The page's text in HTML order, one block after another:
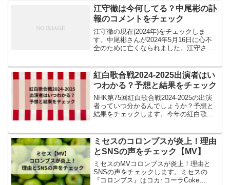
江守徹は今何してる？中尾彬の訃
報のコメントをチェック
江守徹の現在(2024年)をチェックしま
す。中尾彬さんが2024年5月16日に心不
全のために亡くなられました。江守さん
何をしているのか気になりますよね！中
尾彬さんの訃報...
紅白歌合戦2024-2025出演者はい
つわかる？予想と結果をチェック
NHK第75回紅白歌合戦2024-2025の出演
者っていつ分かるんでしょうか？予想と
結果をチェックします。今年の紅白歌合
曲が採用されたことで、出場が期待され
ますし...
ミセスのコロンブスが炎上！理由
とSNSの声をチェック【MV】
ミセスのMVコロンブスが炎上！理由と
SNSの声をチェックします。ミセスの
『コロンブス』はコカ･コーラCoke